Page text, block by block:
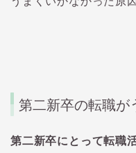
第二新卒の転職が
第二新卒にとって転職